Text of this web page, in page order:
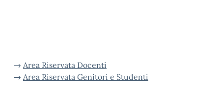
→ Area Riservata Docenti
→ Area Riservata Genitori e Studenti